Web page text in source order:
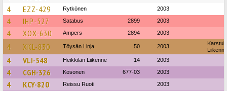
4 EZZ-429 Rytkönen 2003
4 IHP-527 Satabus 2899 2003
4 XOX-630 Ampers 2894 2003
4 XKL-830 Töysän Linja 50 2003
Liikenne
4 VLI-548 Heikkilän Liikenne 14 2003
4 CGH-326 Kosonen 677-03 2003
4 KCY-820 Reissu Ruoti 2003